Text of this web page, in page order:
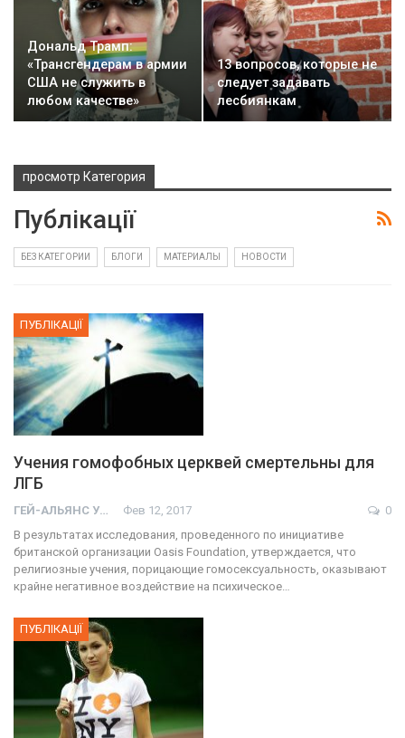
Дональд Трамп:
«Трансгендерам в армии
США не служить в
любом качестве»
13 вопросов, которые не
следует задавать
лесбиянкам
просмотр Категория
Публікації
БЕЗ КАТЕГОРИИ БЛОГИ МАТЕРИАЛЫ НОВОСТИ
ПУБЛІКАЦІЇ
Учения гомофобных церквей смертельны для
ЛГБ
ГЕЙ-АЛЬЯНС УКРАИНА Фев 12, 2017
0
В результатах исследования, проведенного по инициативе
британской организации Oasis Foundation, утверждается, что
религиозные учения, порицающие гомосексуальность, оказывают
крайне негативное воздействие на психическое…
ПУБЛІКАЦІЇ